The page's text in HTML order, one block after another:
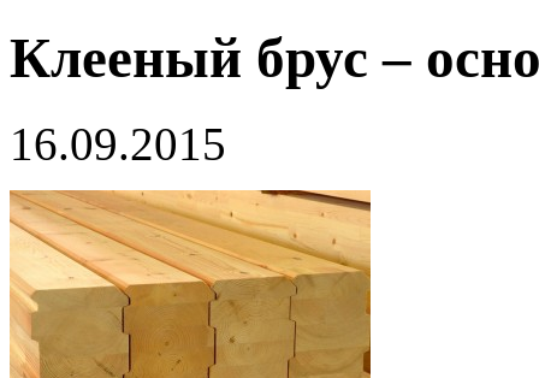
Клееный брус –
16.09.2015